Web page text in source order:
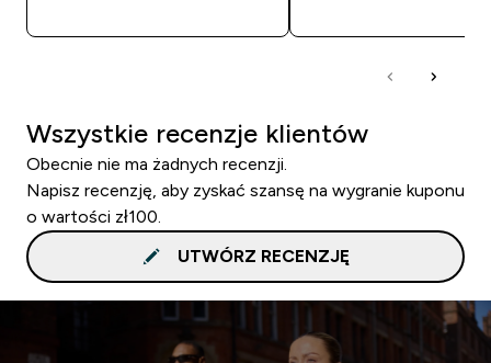
Wszystkie recenzje klientów
Obecnie nie ma żadnych recenzji.
Napisz recenzję, aby zyskać szansę na wygranie kuponu
o wartości zł100.
UTWÓRZ RECENZJĘ